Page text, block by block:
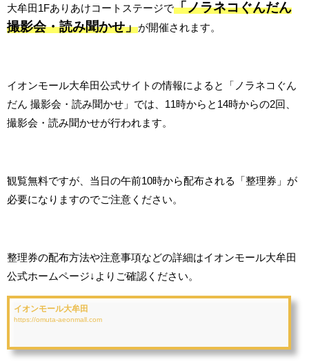
大牟田1Fありあけコートステージで「ノラネコぐんだん
撮影会・読み聞かせ」が開催されます。
イオンモール大牟田公式サイトの情報によると「ノラネコぐん
だん 撮影会・読み聞かせ」では、11時からと14時からの2回、
撮影会・読み聞かせが行われます。
観覧無料ですが、当日の午前10時から配布される「整理券」が
必要になりますのでご注意ください。
整理券の配布方法や注意事項などの詳細はイオンモール大牟田
公式ホームページ↓よりご確認ください。
イオンモール大牟田
https://omuta-aeonmall.com